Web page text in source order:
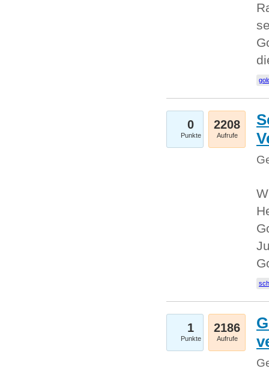
0
Punkte
2208
Aufrufe
1
Punkte
2186
Aufrufe